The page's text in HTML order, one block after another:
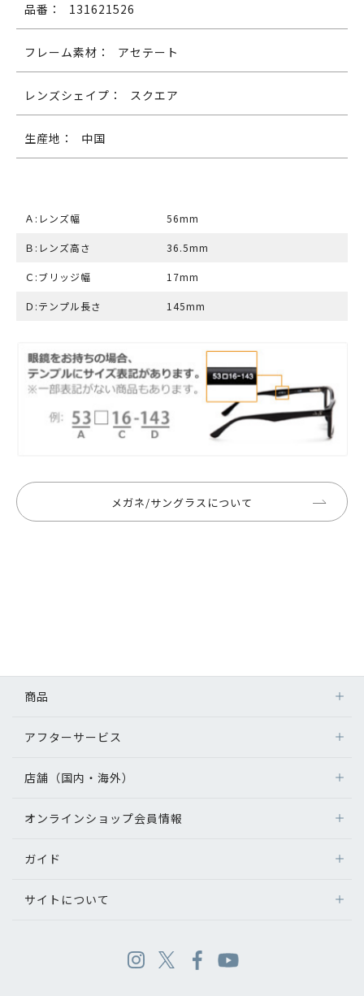
品番： 131621526
フレーム素材： アセテート
レンズシェイプ： スクエア
生産地： 中国
Ａ:レンズ幅 56mm
Ｂ:レンズ高さ 36.5mm
Ｃ:ブリッジ幅 17mm
Ｄ:テンプル長さ 145mm
メガネ/サングラスについて
商品
アフターサービス
店舗（国内・海外）
オンラインショップ会員情報
ガイド
サイトについて